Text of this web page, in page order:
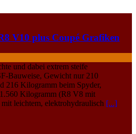
V10 plus Coupé Grafiken
und dabei extrem steife
Bauweise, Gewicht nur 210
216 Kilogramm beim Spyder,
Kilogramm (R8 V8 mit
leichtem, elektrohydraulisch [...]